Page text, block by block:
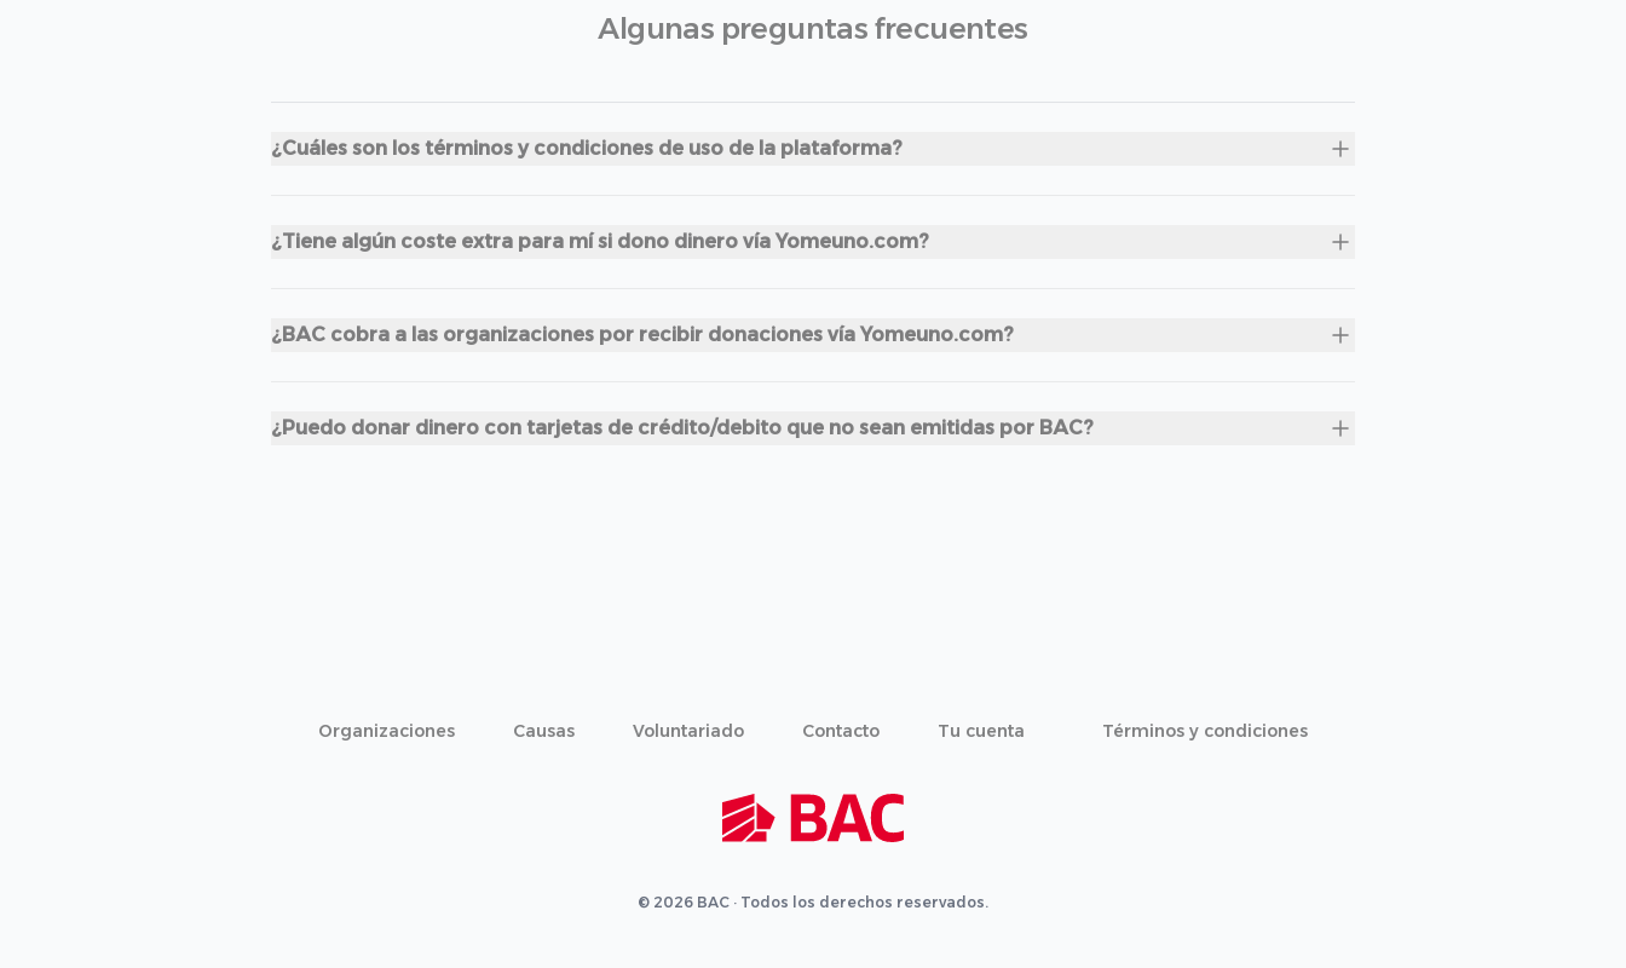
Algunas preguntas frecuentes
¿Cuáles son los términos y condiciones de uso de la plataforma?
¿Tiene algún coste extra para mí si dono dinero vía Yomeuno.com?
¿BAC cobra a las organizaciones por recibir donaciones vía Yomeuno.com?
¿Puedo donar dinero con tarjetas de crédito/debito que no sean emitidas por BAC?
Organizaciones Causas Voluntariado Contacto Tu cuenta Términos y condiciones
© 2026 BAC · Todos los derechos reservados.